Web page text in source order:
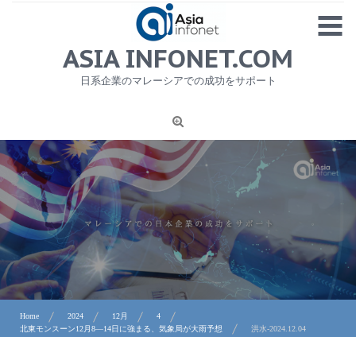
MENU
1
ニュース
労務サービス
プライバシーポリシー及び著作権について
お問合せ
ASIA INFONET.COM
日系企業のマレーシアでの成功をサポート
Home 2024 12月
4
北東モンスーン12月8―14日に強まる、気象局が大雨予想
洪水-2024.12.04